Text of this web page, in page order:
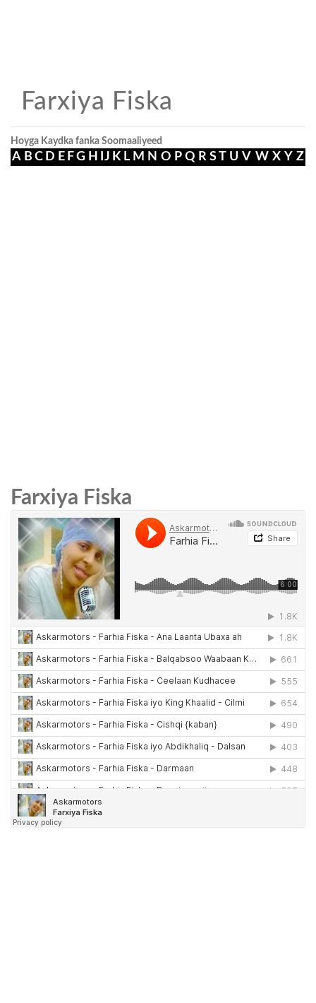
Farxiya Fiska
Hoyga Kaydka fanka Soomaaliyeed
A B C D E FG H J K L M N O P Q R ST U V W X Y Z
Farxiya Fiska